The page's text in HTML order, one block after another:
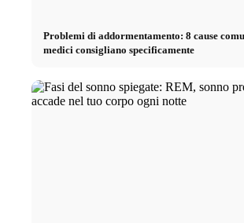
Problemi di addormentamento: 8 cause
medici consigliano specificamente